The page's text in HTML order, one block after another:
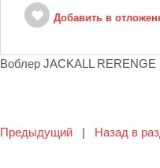
Добавить в
Воблер JACKALL RERENGE
Предыдущий | Назад в